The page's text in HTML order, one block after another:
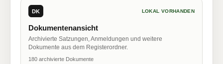
DK LOKAL VORHANDEN
Dokumentenansicht
Archivierte Satzungen, Anmeldungen und weitere
Dokumente aus dem Registerordner.
180 archivierte Dokumente